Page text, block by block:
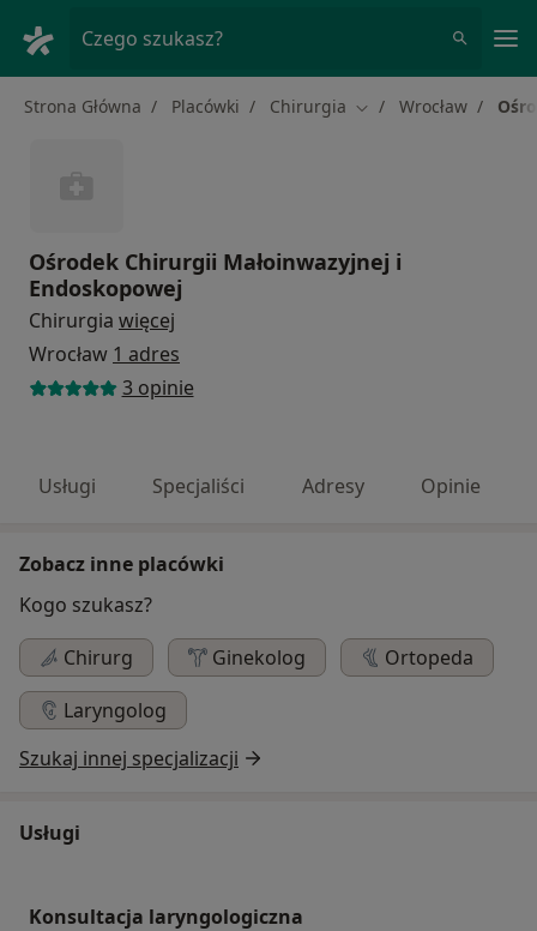
Czego szukasz?
Strona Główna Placówki Chirurgia Zmień miasto
Wrocław
Ośrodek Chirurgii Małoinwazyjnej i
Endoskopowej
Chirurgia więcej
Wrocław 1 adres
3 opinie
Usługi Specjaliści Adresy Opinie
Zobacz inne placówki
Kogo szukasz?
Chirurg
Ginekolog
Ortopeda
Laryngolog
Szukaj innej specjalizacji
Usługi
Konsultacja laryngologiczna